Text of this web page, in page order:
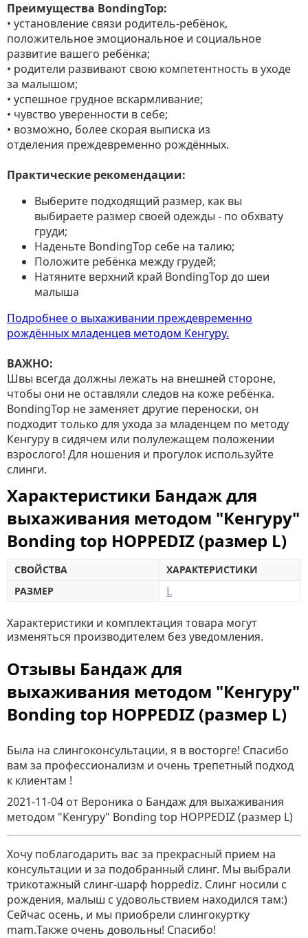
Преимущества BondingTop:
• установление связи родитель-ребёнок,
положительное эмоциональное и социальное
развитие вашего ребёнка;
• родители развивают свою компетентность в уходе
за малышом;
• успешное грудное вскармливание;
• чувство уверенности в себе;
• возможно, более скорая выписка из
отделения преждевременно рождённых.
Практические рекомендации:
Выберите подходящий размер, как вы
выбираете размер своей одежды - по обхвату
груди;
Наденьте BondingTop себе на талию;
Положите ребёнка между грудей;
Натяните верхний край BondingTop до шеи
малыша
Подробнее о выхаживании преждевременно
рождённых младенцев методом Кенгуру.
ВАЖНО:
Швы всегда должны лежать на внешней стороне,
чтобы они не оставляли следов на коже ребёнка.
BondingTop не заменяет другие переноски, он
подходит только для ухода за младенцем по методу
Кенгуру в сидячем или полулежащем положении
взрослого! Для ношения и прогулок используйте
слинги.
Характеристики Бандаж для
выхаживания методом "Кенгуру"
Bonding top HOPPEDIZ (размер L)
СВОЙСТВА
ХАРАКТЕРИСТИКИ
РАЗМЕР
L
Характеристики и комплектация товара могут
изменяться производителем без уведомления.
Отзывы Бандаж для
выхаживания методом "Кенгуру"
Bonding top HOPPEDIZ (размер L)
Была на слингоконсультации, я в восторге! Спасибо
вам за профессионализм и очень трепетный подход
к клиентам !
2021-11-04 от Вероника о Бандаж для выхаживания
методом "Кенгуру" Bonding top HOPPEDIZ (размер L)
Хочу поблагодарить вас за прекрасный прием на
консультации и за подобранный слинг. Мы выбрали
трикотажный слинг-шарф hoppediz. Слинг носили с
рождения, малыш с удовольствием находился там:)
Сейчас осень, и мы приобрели слингокуртку
mam.Также очень довольны! Спасибо!